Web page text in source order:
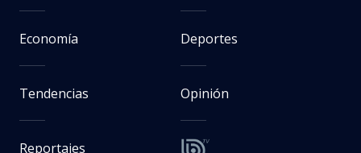
Economía Deportes
Tendencias Opinión
Reportajes